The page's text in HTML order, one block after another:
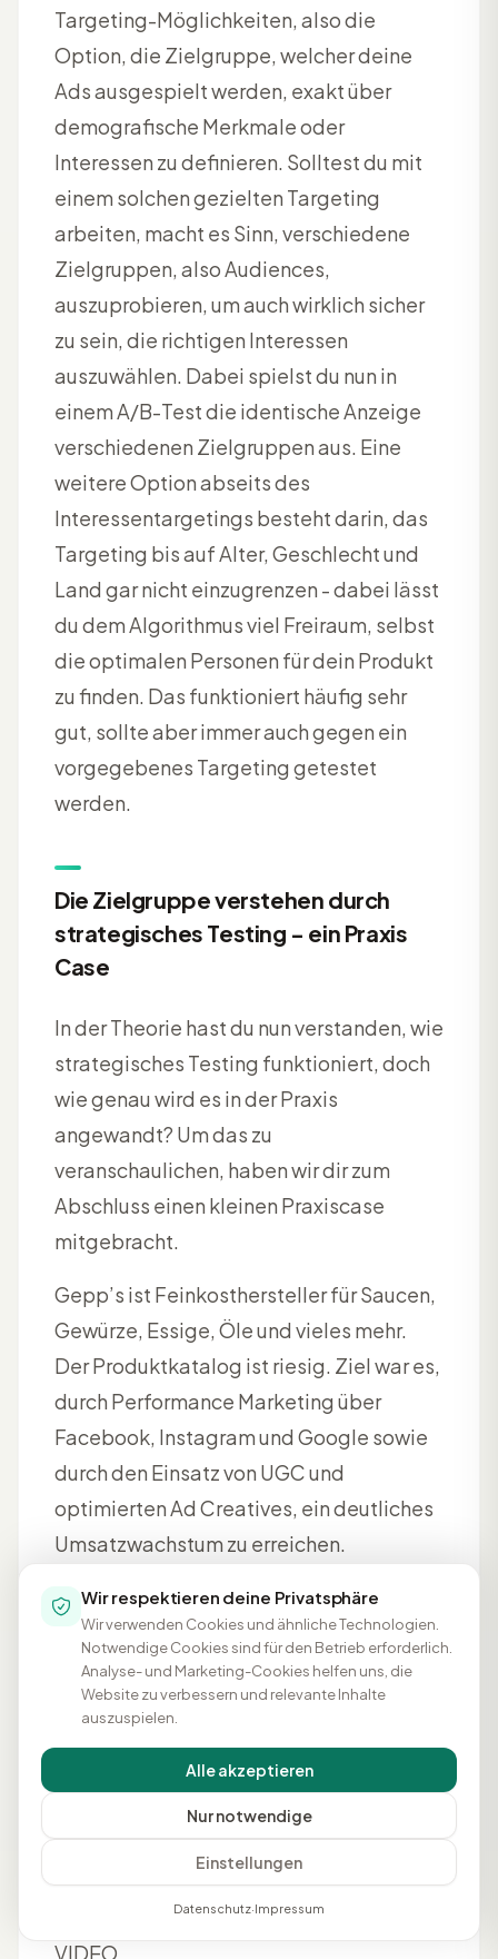
Targeting-Möglichkeiten, also die
Option, die Zielgruppe, welcher deine
Ads ausgespielt werden, exakt über
demografische Merkmale oder
Interessen zu definieren. Solltest du mit
einem solchen gezielten Targeting
arbeiten, macht es Sinn, verschiedene
Zielgruppen, also Audiences,
auszuprobieren, um auch wirklich sicher
zu sein, die richtigen Interessen
auszuwählen. Dabei spielst du nun in
einem A/B-Test die identische Anzeige
verschiedenen Zielgruppen aus. Eine
weitere Option abseits des
Interessentargetings besteht darin, das
Targeting bis auf Alter, Geschlecht und
Land gar nicht einzugrenzen - dabei lässt
du dem Algorithmus viel Freiraum, selbst
die optimalen Personen für dein Produkt
zu finden. Das funktioniert häufig sehr
gut, sollte aber immer auch gegen ein
vorgegebenes Targeting getestet
werden.
Die Zielgruppe verstehen durch
strategisches Testing - ein Praxis
Case
In der Theorie hast du nun verstanden, wie
strategisches Testing funktioniert, doch
wie genau wird es in der Praxis
angewandt? Um das zu
veranschaulichen, haben wir dir zum
Abschluss einen kleinen Praxiscase
mitgebracht.
Gepp’s ist Feinkosthersteller für Saucen,
Gewürze, Essige, Öle und vieles mehr.
Der Produktkatalog ist riesig. Ziel war es,
durch Performance Marketing über
Facebook, Instagram und Google sowie
durch den Einsatz von UGC und
optimierten Ad Creatives, ein deutliches
Umsatzwachstum zu erreichen.
Hier ein Auszug aus der Testing
Roadmap:
Produkt- und Offer-Testing:
Durch
den umfangreichen Produktkatalog,
herauszufinden, welche
Produktkategorie sich auf Social
Media am besten zur Vermarktung
Wir respektieren deine Privatsphäre
Wir verwenden Cookies und ähnliche Technologien.
Notwendige Cookies sind für den Betrieb erforderlich.
Analyse- und Marketing-Cookies helfen uns, die
Website zu verbessern und relevante Inhalte
auszuspielen.
Alle akzeptieren
Nur notwendige
Einstellungen
Datenschutz·Impressum